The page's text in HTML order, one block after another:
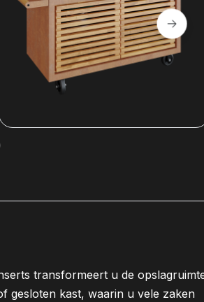
transformeert u de
gesloten kast, waarin u vele zaken